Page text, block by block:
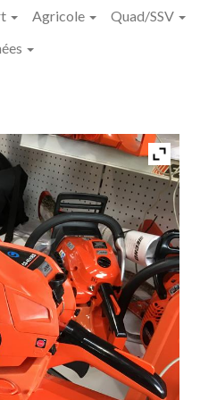
Agricole Quad/SSV